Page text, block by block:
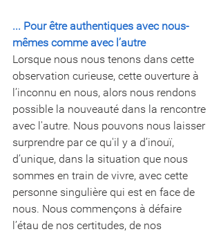
... Pour être authentiques avec nous-
mêmes comme avec l’autre
Lorsque nous nous tenons dans cette
observation curieuse, cette ouverture à
l’inconnu en nous, alors nous rendons
possible la nouveauté dans la rencontre
avec l'autre. Nous pouvons nous laisser
surprendre par ce qu'il y a d’inouï,
d’unique, dans la situation que nous
sommes en train de vivre, avec cette
personne singulière qui est en face de
nous. Nous commençons à défaire
l’étau de nos certitudes, de nos